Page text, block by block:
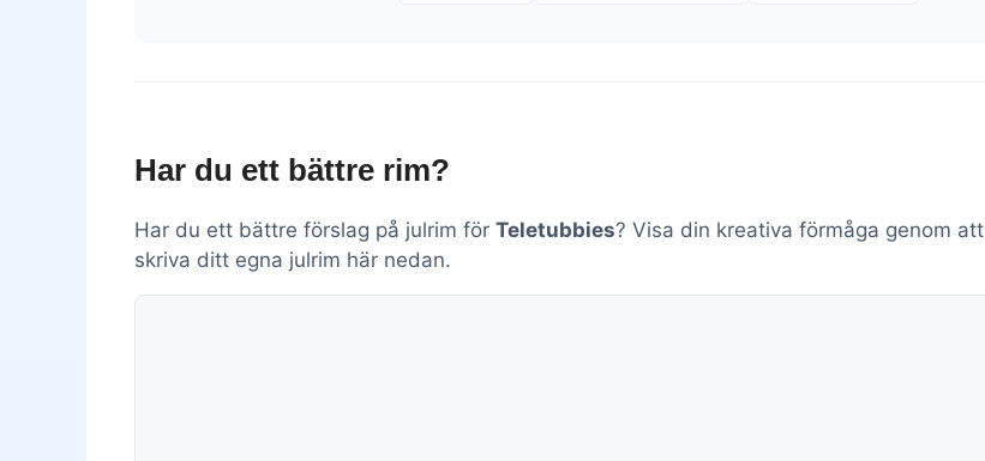
Har du ett bättre rim?
Har du ett bättre förslag på julrim för Teletubbies? Visa din kreativa förmåga genom att
skriva ditt egna julrim här nedan.
Kommentar